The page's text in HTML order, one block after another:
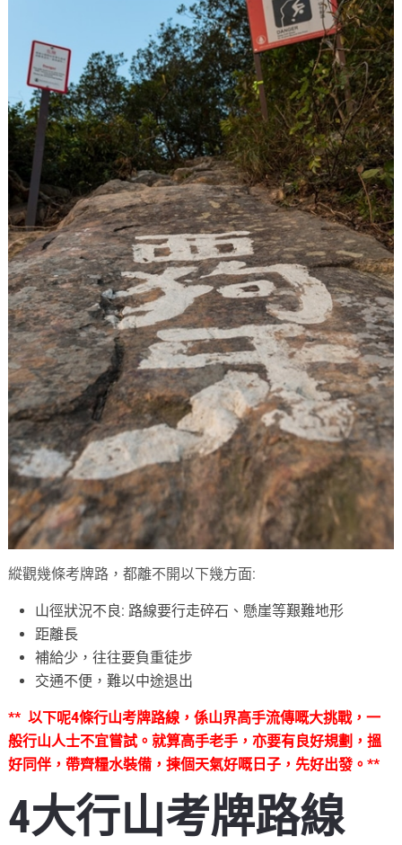
縱觀幾條考牌路，都離不開以下幾方面:
山徑狀況不良: 路線要行走碎石、懸崖等艱難地形
距離長
補給少，往往要負重徒步
交通不便，難以中途退出
** 以下呢4條行山考牌路線，係山界高手流傳嘅大挑戰，一
般行山人士不宜嘗試。就算高手老手，亦要有良好規劃，搵
好同伴，帶齊糧水裝備，揀個天氣好嘅日子，先好出發。**
4大行山考牌路線